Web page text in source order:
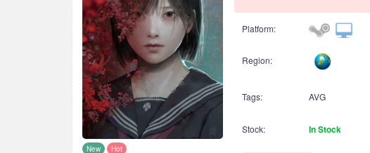
New Hot
Platform:
Region:
Tags: AVG
Stock: In Stock